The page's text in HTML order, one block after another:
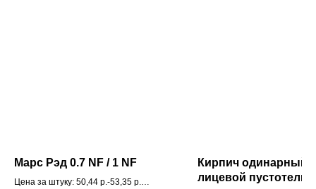
Марс Рэд 0.7 NF / 1 NF
Цена за штуку: 50,44 р.-53,35 р.
Кирпич одинарный
лицевой